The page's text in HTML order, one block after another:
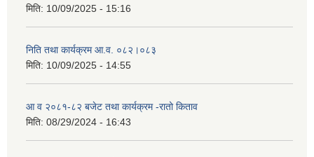
मिति: 10/09/2025 - 15:16
निति तथा कार्यक्रम आ.व. ०८२।०८३
मिति: 10/09/2025 - 14:55
आ व २०८१-८२ बजेट तथा कार्यक्रम -रातो किताव
मिति: 08/29/2024 - 16:43